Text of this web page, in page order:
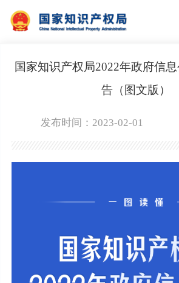
国家知识产权局2022年政府信
告（图文版）
发布时间：2023-02-01